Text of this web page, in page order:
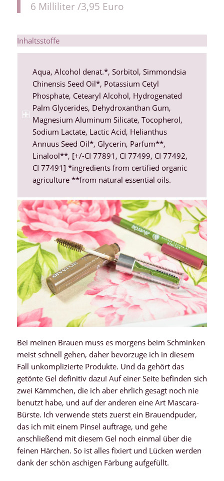
6 Milliliter /3,95 Euro
Inhaltsstoffe
Aqua, Alcohol denat.*, Sorbitol, Simmondsia
Chinensis Seed Oil*, Potassium Cetyl
Phosphate, Cetearyl Alcohol, Hydrogenated
Palm Glycerides, Dehydroxanthan Gum,
Magnesium Aluminum Silicate, Tocopherol,
Sodium Lactate, Lactic Acid, Helianthus
Annuus Seed Oil*, Glycerin, Parfum**,
Linalool**, [+/-CI 77891, CI 77499, CI 77492,
CI 77491] *ingredients from certified organic
agriculture **from natural essential oils.
Bei meinen Brauen muss es morgens beim Schminken
meist schnell gehen, daher bevorzuge ich in diesem
Fall unkomplizierte Produkte. Und da gehört das
getönte Gel definitiv dazu! Auf einer Seite befinden sich
zwei Kämmchen, die ich aber ehrlich gesagt noch nie
benutzt habe, und auf der anderen eine Art Mascara-
Bürste. Ich verwende stets zuerst ein Brauendpuder,
das ich mit einem Pinsel auftrage, und gehe
anschließend mit diesem Gel noch einmal über die
feinen Härchen. So ist alles fixiert und Lücken werden
dank der schön aschigen Färbung aufgefüllt.